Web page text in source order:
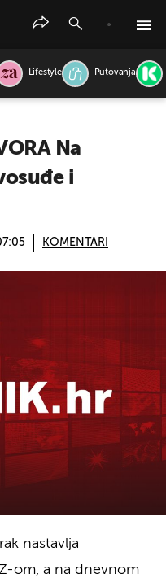
Lifestyle Putovanja
Na
i
KOMENTARI
nastavlja
om, a na dnevnom